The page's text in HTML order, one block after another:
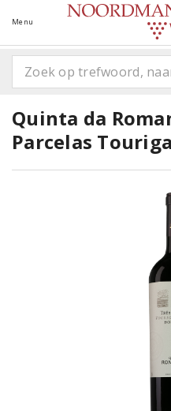
Menu
Quinta da
Parcelas